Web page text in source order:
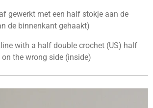
gewerkt met een half stokje aan de
de binnenkant gehaakt)
with a half double crochet (US) half
the wrong side (inside)